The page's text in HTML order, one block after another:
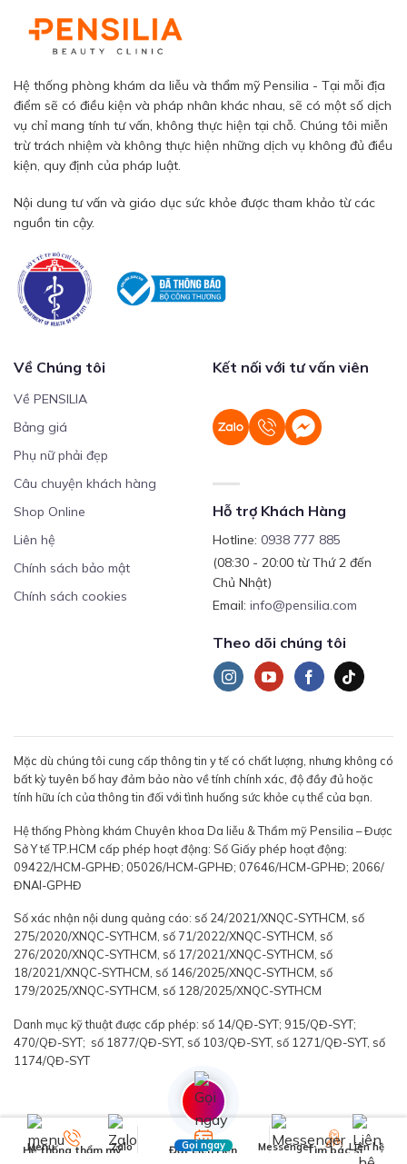
Hệ thống phòng khám da liễu và thẩm mỹ Pensilia - Tại mỗi địa
điểm sẽ có điều kiện và pháp nhân khác nhau, sẽ có một số dịch
vụ chỉ mang tính tư vấn, không thực hiện tại chỗ. Chúng tôi miễn
trừ trách nhiệm và không thực hiện những dịch vụ không đủ điều
kiện, quy định của pháp luật.
Nội dung tư vấn và giáo dục sức khỏe được tham khảo từ các
nguồn tin cậy.
Về Chúng tôi
Về PENSILIA
Bảng giá
Phụ nữ phải đẹp
Câu chuyện khách hàng
Shop Online
Liên hệ
Chính sách bảo mật
Chính sách cookies
Kết nối với tư vấn viên
Hỗ trợ Khách Hàng
Hotline: 0938 777 885
(08:30 - 20:00 từ Thứ 2 đến
Chủ Nhật)
Email: info@pensilia.com
Theo dõi chúng tôi
Mặc dù chúng tôi cung cấp thông tin y tế có chất lượng, nhưng không có
bất kỳ tuyên bố hay đảm bảo nào về tính chính xác, độ đầy đủ hoặc
tính hữu ích của thông tin đối với tình huống sức khỏe cụ thể của bạn.
Hệ thống Phòng khám Chuyên khoa Da liễu & Thẩm mỹ Pensilia – Được
Sở Y tế TP.HCM cấp phép hoạt động: Số Giấy phép hoạt động:
09422/HCM-GPHĐ; 05026/HCM-GPHĐ; 07646/HCM-GPHĐ; 2066/
ĐNAI-GPHĐ
Số xác nhận nội dung quảng cáo: số 24/2021/XNQC-SYTHCM, số
275/2020/XNQC-SYTHCM, số 71/2022/XNQC-SYTHCM, số
276/2020/XNQC-SYTHCM, số 17/2021/XNQC-SYTHCM, số
18/2021/XNQC-SYTHCM, số 146/2025/XNQC-SYTHCM, số
179/2025/XNQC-SYTHCM, số 128/2025/XNQC-SYTHCM
Danh mục kỹ thuật được cấp phép: số 14/QĐ-SYT; 915/QĐ-SYT;
470/QĐ-SYT; số 1877/QĐ-SYT, số 103/QĐ-SYT, số 1271/QĐ-SYT, số
1174/QĐ-SYT
Hệ thống thẩm mỹ Đặt Lịch Hẹn Tìm bác sĩ
Menu Zalo Gọi ngay Messenger Liên hệ